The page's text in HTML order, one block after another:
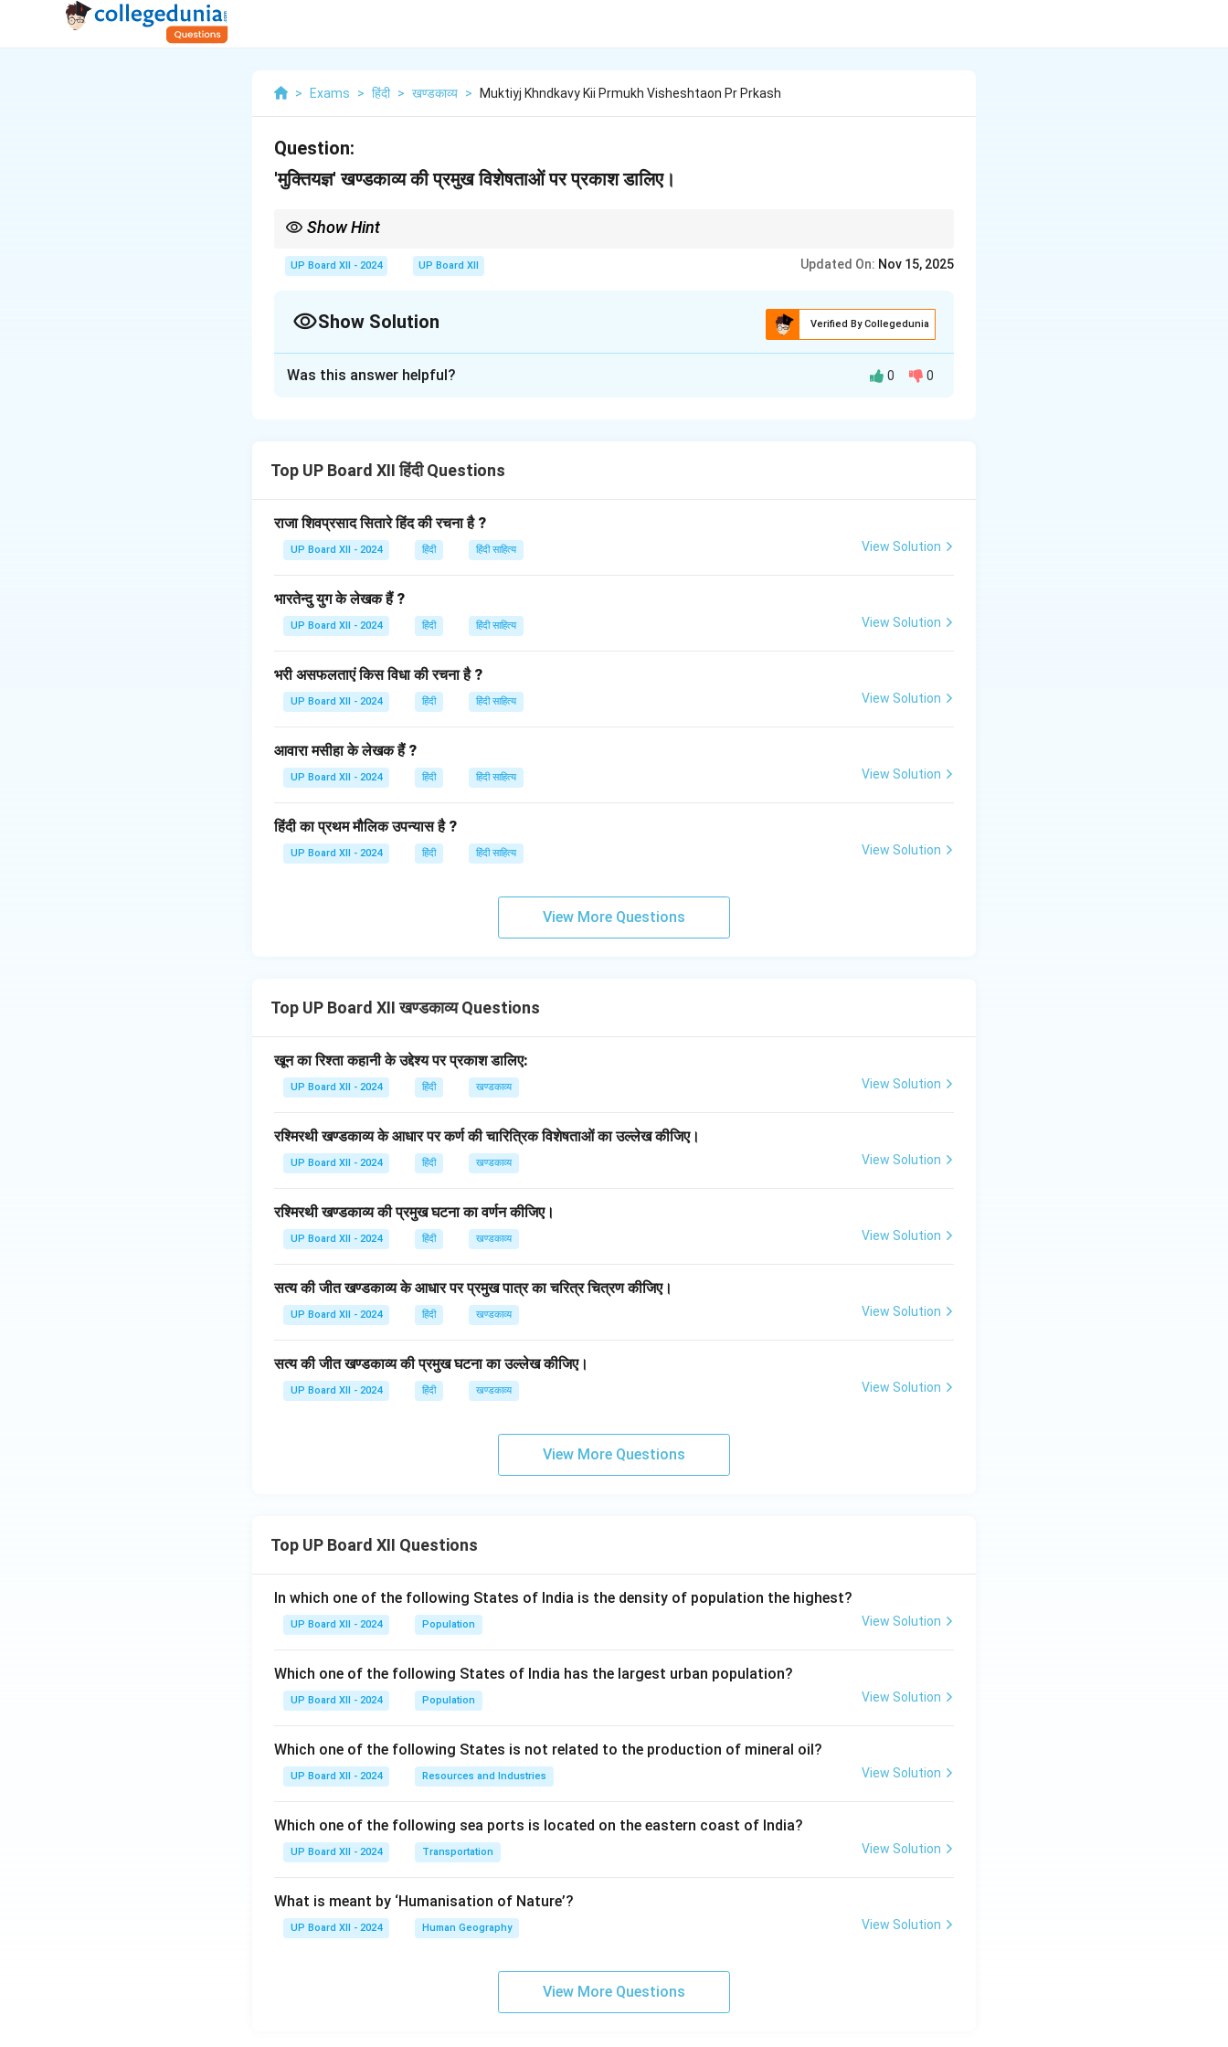
> Exams > हिंदी > खण्डकाव्य > Muktiyj Khndkavy Kii Prmukh Visheshtaon Pr Prkash
Question:
'मुक्तियज्ञ' खण्डकाव्य की प्रमुख विशेषताओं पर प्रकाश डालिए।
Show Hint
UP Board XII - 2024 UP Board XII Updated On: Nov 15, 2025
Show Solution Verified By Collegedunia
बलिदान का आदर्श:इसमें स्वतंत्रता सेनानियों के त्याग और बलिदान की प्रेरणादायक कहानियाँ प्रस्तुत की गई हैं।
नैतिकता और प्रेरणा: यह पाठकों में राष्ट्रीयता और सामाजिक जागरूकता की भावना जाग्रत करता है।
यह खण्डकाव्य स्वतंत्रता के लिए किए गए संघर्ष को काव्यात्मक रूप में प्रस्तुत करता है।
Was this answer helpful? 0 0
Top UP Board XII हिंदी Questions
राजा शिवप्रसाद सितारे हिंद की रचना है ?
UP Board XII - 2024 हिंदी हिंदी साहित्य View Solution
भारतेन्दु युग के लेखक हैं ?
UP Board XII - 2024 हिंदी हिंदी साहित्य View Solution
भरी असफलताएं किस विधा की रचना है ?
UP Board XII - 2024 हिंदी हिंदी साहित्य View Solution
आवारा मसीहा के लेखक हैं ?
UP Board XII - 2024 हिंदी हिंदी साहित्य View Solution
हिंदी का प्रथम मौलिक उपन्यास है ?
UP Board XII - 2024 हिंदी हिंदी साहित्य View Solution
View More Questions
Top UP Board XII खण्डकाव्य Questions
खून का रिश्ता कहानी के उद्देश्य पर प्रकाश डालिए:
UP Board XII - 2024 हिंदी खण्डकाव्य View Solution
रश्मिरथी खण्डकाव्य के आधार पर कर्ण की चारित्रिक विशेषताओं का उल्लेख कीजिए।
UP Board XII - 2024 हिंदी खण्डकाव्य View Solution
रश्मिरथी खण्डकाव्य की प्रमुख घटना का वर्णन कीजिए।
UP Board XII - 2024 हिंदी खण्डकाव्य View Solution
सत्य की जीत खण्डकाव्य के आधार पर प्रमुख पात्र का चरित्र चित्रण कीजिए।
UP Board XII - 2024 हिंदी खण्डकाव्य View Solution
सत्य की जीत खण्डकाव्य की प्रमुख घटना का उल्लेख कीजिए।
UP Board XII - 2024 हिंदी खण्डकाव्य View Solution
View More Questions
Top UP Board XII Questions
In which one of the following States of India is the density of population the highest?
UP Board XII - 2024 Population View Solution
Which one of the following States of India has the largest urban population?
UP Board XII - 2024 Population View Solution
Which one of the following States is not related to the production of mineral oil?
UP Board XII - 2024 Resources and Industries View Solution
Which one of the following sea ports is located on the eastern coast of India?
UP Board XII - 2024 Transportation View Solution
What is meant by ‘Humanisation of Nature’?
UP Board XII - 2024 Human Geography View Solution
View More Questions